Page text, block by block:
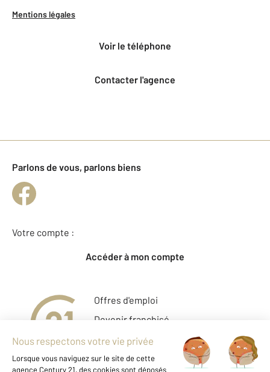
Mentions légales
voir le téléphone
Contacter l'agence
Parlons de vous, parlons biens
Votre compte :
Accéder à mon compte
Offres d'emploi
Devenir franchisé
Entreprise et commerce
Fine Homes & Estates